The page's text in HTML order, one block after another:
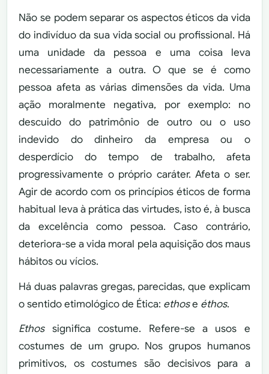
Não se podem separar os aspectos éticos da vida
do indivíduo da sua vida social ou profissional. Há
uma unidade da pessoa e uma coisa leva
necessariamente a outra. O que se é como
pessoa afeta as várias dimensões da vida. Uma
ação moralmente negativa, por exemplo: no
descuido do patrimônio de outro ou o uso
indevido do dinheiro da empresa ou o
desperdício do tempo de trabalho, afeta
progressivamente o próprio caráter. Afeta o ser.
Agir de acordo com os princípios éticos de forma
habitual leva à prática das virtudes, isto é, à busca
da excelência como pessoa. Caso contrário,
deteriora-se a vida moral pela aquisição dos maus
hábitos ou vícios.
Há duas palavras gregas, parecidas, que explicam
o sentido etimológico de Ética: ethose éthos.
Ethossignifica costume. Refere-se a usos e
costumes de um grupo. Nos grupos humanos
primitivos, os costumes são decisivos para a